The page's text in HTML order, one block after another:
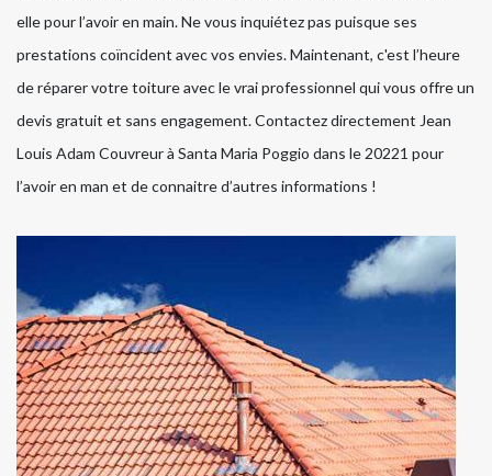
elle pour l’avoir en main. Ne vous inquiétez pas puisque ses
prestations coïncident avec vos envies. Maintenant, c'est l’heure
de réparer votre toiture avec le vrai professionnel qui vous offre un
devis gratuit et sans engagement. Contactez directement Jean
Louis Adam Couvreur à Santa Maria Poggio dans le 20221 pour
l’avoir en man et de connaitre d’autres informations !